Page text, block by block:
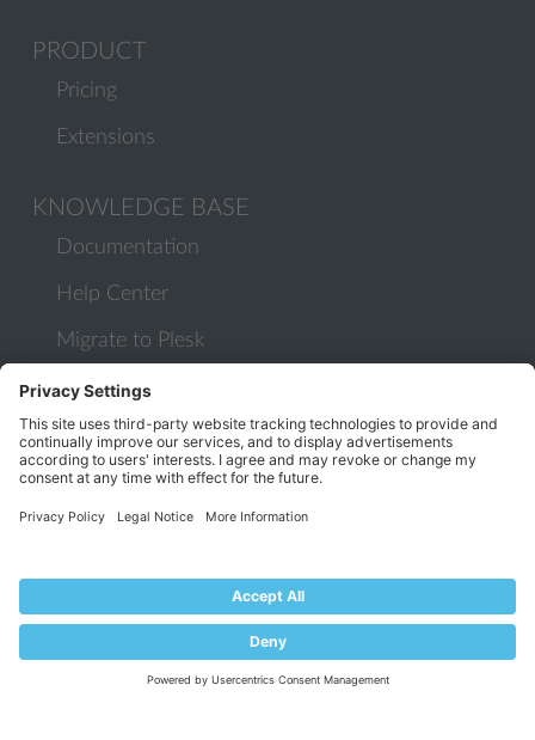
PRODUCT
Pricing
Extensions
KNOWLEDGE BASE
Documentation
Help Center
Migrate to Plesk
Contact Us
Plesk Lifecycle Policy
COMMUNITY